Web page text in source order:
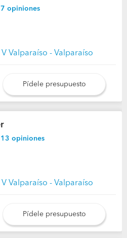
7 opiniones
V Valparaíso - Valparaíso
Pídele presupuesto
13 opiniones
V Valparaíso - Valparaíso
Pídele presupuesto